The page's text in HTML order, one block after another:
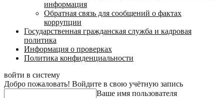
информация
Обратная связь для сообщений о фактах
коррупции
Государственная гражданская служба и кадровая
политика
Информация о проверках
Политика конфиденциальности
войти в систему
Добро пожаловать! Войдите в свою учётную запись
Ваше имя пользователя